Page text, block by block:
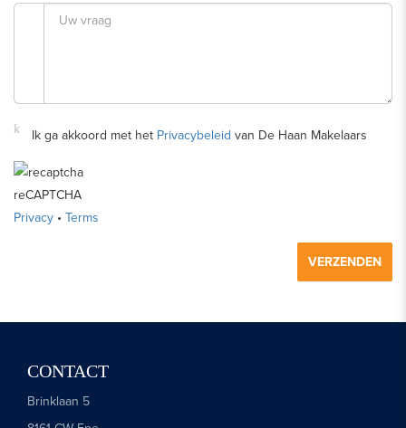
Ik ga akkoord met het Privacybeleid van De Haan Makelaars
reCAPTCHA
Privacy • Terms
VERZENDEN
CONTACT
Brinklaan 5